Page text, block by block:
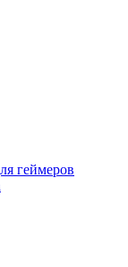
геймеров